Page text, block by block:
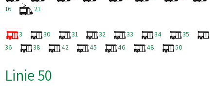
16
21
3 30 31 32 33 34
35
36
38 42 45 46 48 50
Linie 50